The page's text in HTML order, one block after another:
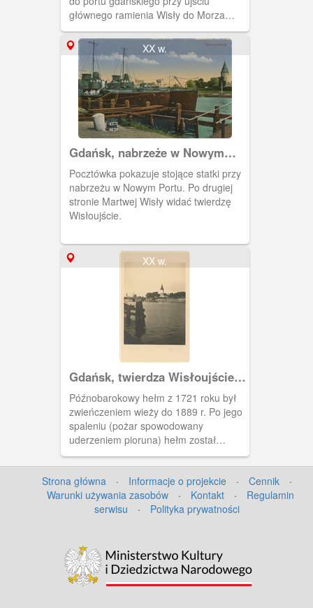
międzywojennym. Pocztówka w obiegu
głównego ramienia Wisły do Morza
Bałtyckiego.
XX w.
Gdańsk, nabrzeże w Nowym
Porcie Neufahrwasser
Pocztówka pokazuje stojące statki przy
nabrzeżu w Nowym Portu. Po drugiej
stronie Martwej Wisły widać twierdzę
Wisłoujście.
XX w.
Gdańsk, twierdza Wisłoujście,
Weichselmünde,
Późnobarokowy hełm z 1721 roku był
zwieńczeniem wieży do 1889 r. Po jego
spaleniu (pożar spowodowany
uderzeniem pioruna) hełm został
odbudowany w formie stożka krytego
łupkiem, który przetrwał do 1945 roku.
Pocztówka wydana po 1905 r.
Strona główna · Informacje o projekcie · Cennik
·
Warunki używania zasobów
· Kontakt ·
Regulamin
serwisu
· Polityka prywatności